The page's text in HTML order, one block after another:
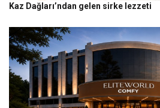
Kaz Dağları’ndan gelen sirke lezzeti